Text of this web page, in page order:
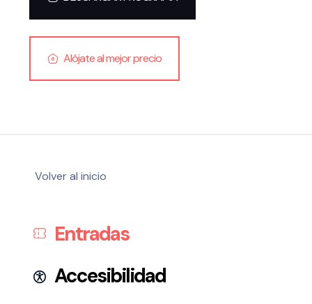
Alójate al mejor precio
Volver al inicio
Entradas
Accesibilidad